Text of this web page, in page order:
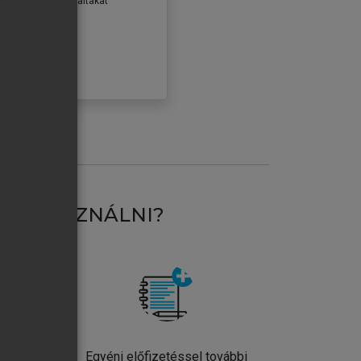
HASZNÁLNI?
Egyéni előfizetéssel további